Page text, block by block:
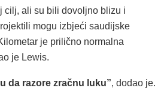
cilj, ali su bili dovoljno blizu i
mogu izbjeći saudijske
je prilično normalna
je Lewis.
da razore zračnu luku”, dodao je.